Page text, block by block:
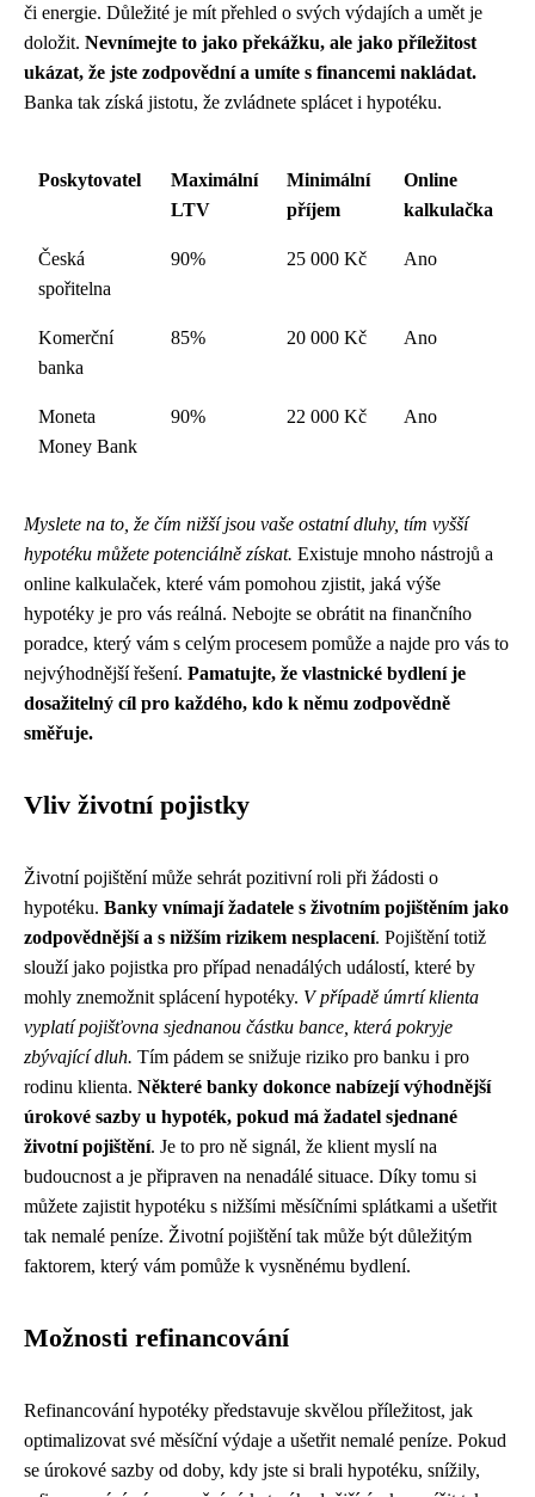
či energie. Důležité je mít přehled o svých výdajích a umět je
doložit. Nevnímejte to jako překážku, ale jako příležitost
ukázat, že jste zodpovědní a umíte s financemi nakládat.
Banka tak získá jistotu, že zvládnete splácet i hypotéku.
Poskytovatel
Maximální
LTV
Minimální
příjem
Online
kalkulačka
Česká
spořitelna
90% 25 000 Kč Ano
Komerční
banka
85% 20 000 Kč Ano
Moneta
Money Bank
90% 22 000 Kč Ano
Myslete na to, že čím nižší jsou vaše ostatní dluhy, tím vyšší
hypotéku můžete potenciálně získat. Existuje mnoho nástrojů a
online kalkulaček, které vám pomohou zjistit, jaká výše
hypotéky je pro vás reálná. Nebojte se obrátit na finančního
poradce, který vám s celým procesem pomůže a najde pro vás to
nejvýhodnější řešení. Pamatujte, že vlastnické bydlení je
dosažitelný cíl pro každého, kdo k němu zodpovědně
směřuje.
Vliv životní pojistky
Životní pojištění může sehrát pozitivní roli při žádosti o
hypotéku. Banky vnímají žadatele s životním pojištěním jako
zodpovědnější a s nižším rizikem nesplacení. Pojištění totiž
slouží jako pojistka pro případ nenadálých událostí, které by
mohly znemožnit splácení hypotéky. V případě úmrtí klienta
vyplatí pojišťovna sjednanou částku bance, která pokryje
zbývající dluh. Tím pádem se snižuje riziko pro banku i pro
rodinu klienta. Některé banky dokonce nabízejí výhodnější
úrokové sazby u hypoték, pokud má žadatel sjednané
životní pojištění. Je to pro ně signál, že klient myslí na
budoucnost a je připraven na nenadálé situace. Díky tomu si
můžete zajistit hypotéku s nižšími měsíčními splátkami a ušetřit
tak nemalé peníze. Životní pojištění tak může být důležitým
faktorem, který vám pomůže k vysněnému bydlení.
Možnosti refinancování
Refinancování hypotéky představuje skvělou příležitost, jak
optimalizovat své měsíční výdaje a ušetřit nemalé peníze. Pokud
se úrokové sazby od doby, kdy jste si brali hypotéku, snížily,